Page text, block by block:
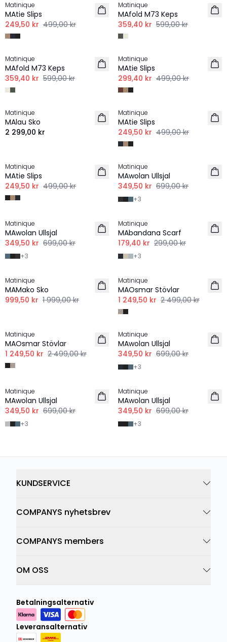
Matinique
MAtie Slips
249,50 kr 499,00 kr
Matinique
MAfold M73 Keps
359,40 kr 599,00 kr
-40%
Matinique
MAfold M73 Keps
359,40 kr 599,00 kr
-40%
Matinique
MAtie Slips
299,40 kr 499,00 kr
Matinique
MAlau Sko
2 299,00 kr
-50%
Matinique
MAtie Slips
249,50 kr 499,00 kr
Matinique
MAtie Slips
249,50 kr 499,00 kr
-50%
Matinique
MAwolan Ullsjal
349,50 kr 699,00 kr
+3
Matinique
MAwolan Ullsjal
349,50 kr 699,00 kr
+3
-40%
Matinique
MAbandana Scarf
179,40 kr 299,00 kr
+3
-50%
Matinique
MAMako Sko
999,50 kr 1 999,00 kr
-50%
Matinique
MAOsmar Stövlar
1 249,50 kr 2 499,00 kr
Matinique
MAOsmar Stövlar
1 249,50 kr 2 499,00 kr
-50%
Matinique
MAwolan Ullsjal
349,50 kr 699,00 kr
+3
Matinique
MAwolan Ullsjal
349,50 kr 699,00 kr
+3
-50%
Matinique
MAwolan Ullsjal
349,50 kr 699,00 kr
+3
KUNDSERVICE
COMPANYS nyhetsbrev
COMPANYS members
OM OSS
Betalningsalternativ
Leveransalternativ